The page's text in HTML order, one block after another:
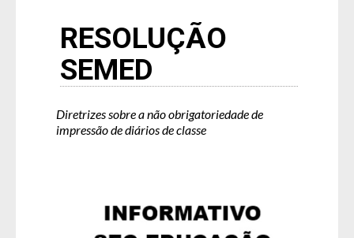
RESOLUÇÃO
SEMED
Diretrizes sobre a não obrigatoriedade de
impressão de diários de classe